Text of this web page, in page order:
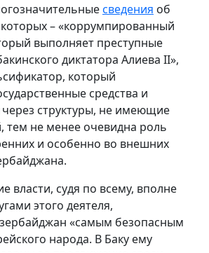
сведения об
– «коррумпированный
выполняет преступные
диктатора Алиева II»,
который
средства и
структуры, не имеющие
тем не менее очевидна роль
и особенно во внешних
власти, судя по всему, вполне
этого деятеля,
«самым безопасным
народа. В Баку ему